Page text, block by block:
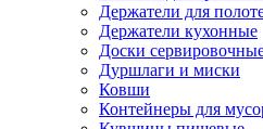
Держатели для
Держатели кухонные
Доски
Дуршлаги и миски
Ковши
Контейнеры для